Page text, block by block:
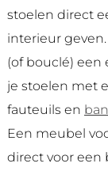
stoelen direct
interieur
(of bouclé) een
je stoelen met
fauteuils en
Een meubel
direct voor een